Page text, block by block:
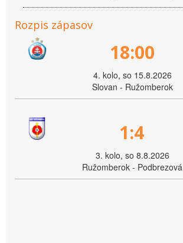
Rozpis zápasov
18:00
4. kolo, so 15.8.2026
Slovan - Ružomberok
1:4
3. kolo, so 8.8.2026
Ružomberok - Podbrezová